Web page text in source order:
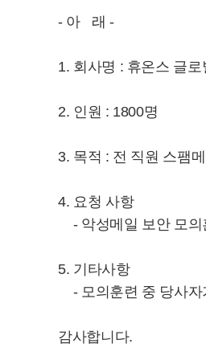
- 아 래 -
1. 회사명 : 휴온스 글로
2. 인원 : 1800명
3. 목적 : 전 직원 스팸
4. 요청 사항
- 악성메일 보안 모의
5. 기타사항
- 모의훈련 중 당사자
감사합니다.